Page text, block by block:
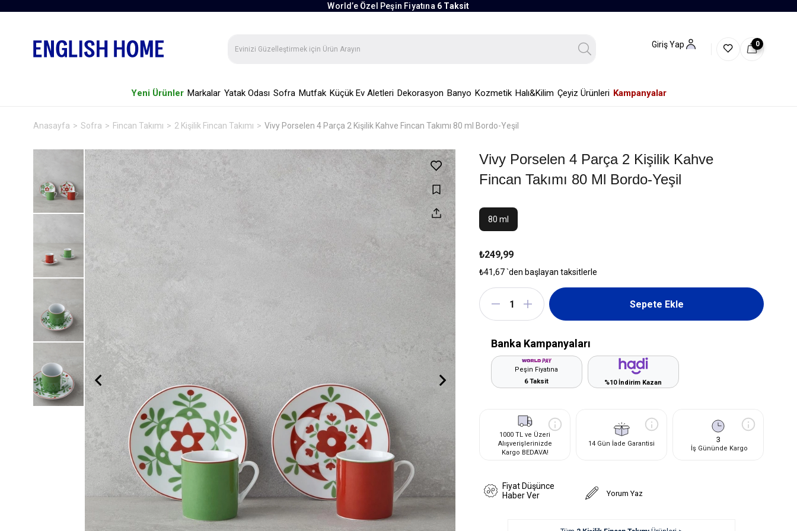
World’e Özel Peşin Fiyatına 6 Taksit
Giriş Yap 0
Yeni Ürünler Markalar Yatak Odası Sofra Mutfak Küçük Ev Aletleri Dekorasyon Banyo Kozmetik Halı&Kilim Çeyiz Ürünleri Kampanyalar
Anasayfa Sofra Fincan Takımı 2 Kişilik Fincan Takımı Vivy Porselen 4 Parça 2 Kişilik Kahve Fincan Takımı 80 ml Bordo-Yeşil
Vivy Porselen 4 Parça 2 Kişilik Kahve
Fincan Takımı 80 Ml Bordo-Yeşil
80 ml
₺249,99
₺41,67`den başlayan taksitlerle
Banka Kampanyaları
Peşin Fiyatına
6 Taksit
%10 İndirim Kazan
1000 TL ve Üzeri
Alışverişlerinizde
Kargo BEDAVA!
14 Gün İade Garantisi 3
İş Gününde Kargo
Fiyat Düşünce
Haber Ver
Yorum Yaz